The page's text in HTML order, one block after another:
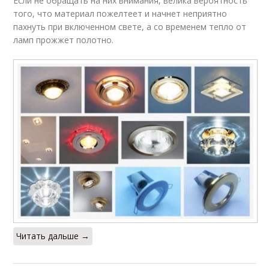
того, что материал пожелтеет и начнет неприятно
пахнуть при включенном свете, а со временем тепло от
ламп прожжет полотно.
Читать дальше →